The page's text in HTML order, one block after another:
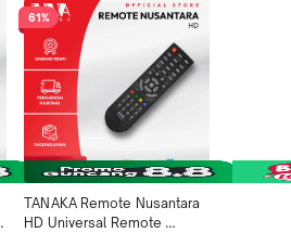
61%
TANAKA Remote Nusantara
HD Universal Remote